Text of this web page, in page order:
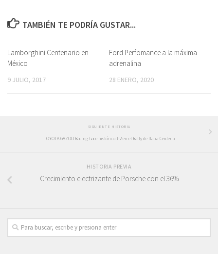
TAMBIÉN TE PODRÍA GUSTAR...
Lamborghini Centenario en
México
9 JULIO, 2017
Ford Perfomance a la máxima
adrenalina
28 ENERO, 2020
SIGUIENTE HISTORIA
TOYOTA GAZOO Racing hace histórico 1-2 en el Rally de Italia-Cerdeña
HISTORIA PREVIA
Crecimiento electrizante de Porsche con el 36%